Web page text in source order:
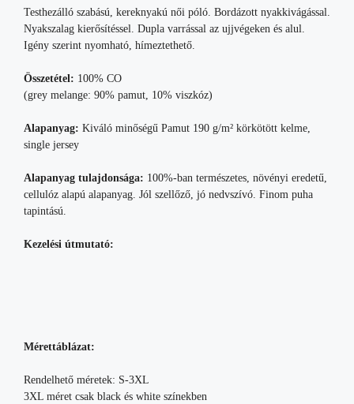
Testhezálló szabású, kereknyakú női póló. Bordázott nyakkivágással.
Nyakszalag kierősítéssel. Dupla varrással az ujjvégeken és alul.
Igény szerint nyomható, hímeztethető.
Összetétel: 100% CO
(grey melange: 90% pamut, 10% viszkóz)
Alapanyag: Kiváló minőségű Pamut 190 g/m² körkötött kelme,
single jersey
Alapanyag tulajdonsága: 100%-ban természetes, növényi eredetű,
cellulóz alapú alapanyag. Jól szellőző, jó nedvszívó. Finom puha
tapintású.
Kezelési útmutató:
Mérettáblázat:
Rendelhető méretek: S-3XL
3XL méret csak black és white színekben